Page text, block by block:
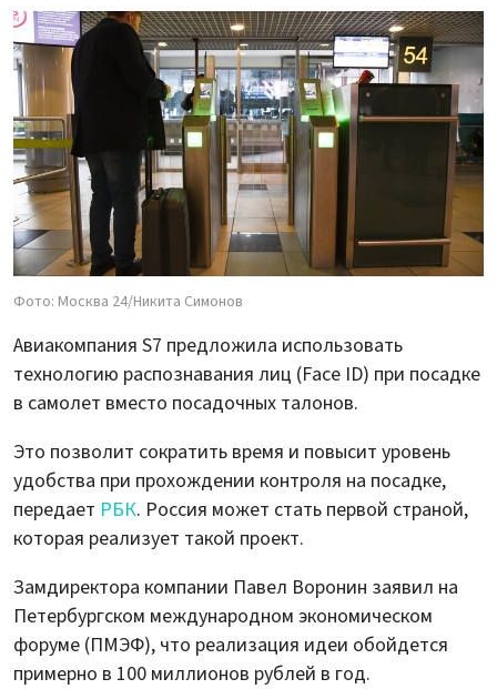
Фото: Москва 24/Никита Симонов
Авиакомпания S7 предложила использовать
технологию распознавания лиц (Face ID) при посадке
в самолет вместо посадочных талонов.
Это позволит сократить время и повысит уровень
удобства при прохождении контроля на посадке,
передает РБК. Россия может стать первой страной,
которая реализует такой проект.
Замдиректора компании Павел Воронин заявил на
Петербургском международном экономическом
форуме (ПМЭФ), что реализация идеи обойдется
примерно в 100 миллионов рублей в год.